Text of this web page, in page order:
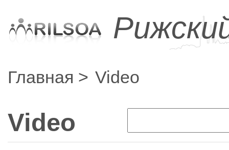
Главная Video
Video